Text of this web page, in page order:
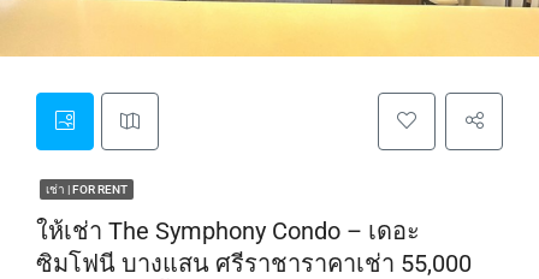
เช่า | FOR RENT
ให้เช่า The Symphony Condo – เดอะ
ซิมโฟนี บางแสน ศรีราชาราคาเช่า 55,000